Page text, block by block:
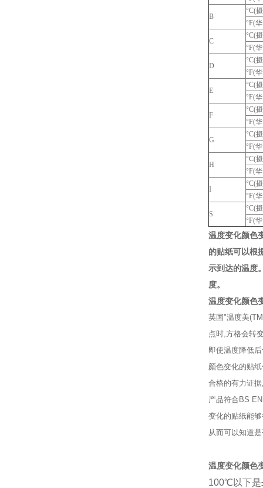
B
°C(
°F(
C
°C(
°F(
D
°C(
°F(
E
°C(
°F(
F
°C(
°F(
G
°C(
°F(
H
°C(
°F(
I
°C(
°F(
S
°C(
°F(
温度变化颜色
的贴纸可以根
示到达的温度
度。
温度变化颜色
英国"温度美
点时,方格会转
即使温度降低
颜色变化的贴
合格的有力证
产品符合BS
变化的贴纸能
从而可以知道
温度变化颜色
100℃以下是